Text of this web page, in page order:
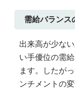
需給バランス
出来高が少な
い手優位の需
ます。したが
ンチメントの